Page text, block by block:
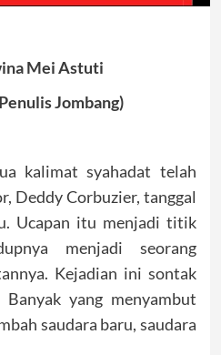
Mei Astuti
Jombang)
kalimat syahadat telah
Deddy Corbuzier, tanggal
Ucapan itu menjadi titik
menjadi seorang
Kejadian ini sontak
yang menyambut
saudara baru, saudara